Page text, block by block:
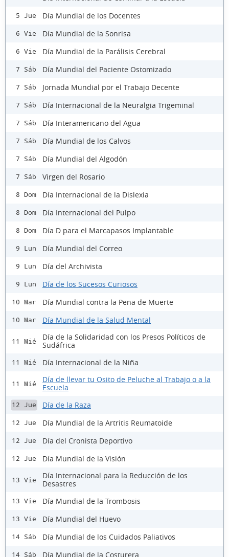
5 Jue Día Mundial de los Docentes
6 Vie Día Mundial de la Sonrisa
6 Vie Día Mundial de la Parálisis Cerebral
7 Sáb Día Mundial del Paciente Ostomizado
7 Sáb Jornada Mundial por el Trabajo Decente
7 Sáb Día Internacional de la Neuralgia Trigeminal
7 Sáb Día Interamericano del Agua
7 Sáb Día Mundial de los Calvos
7 Sáb Día Mundial del Algodón
7 Sáb Virgen del Rosario
8 Dom Día Internacional de la Dislexia
8 Dom Día Internacional del Pulpo
8 Dom Día D para el Marcapasos Implantable
9 Lun Día Mundial del Correo
9 Lun Día del Archivista
9 Lun Día de los Sucesos Curiosos
10 Mar Día Mundial contra la Pena de Muerte
10 Mar Día Mundial de la Salud Mental
11 Mié
Día de la Solidaridad con los Presos Políticos de
Sudáfrica
11 Mié Día Internacional de la Niña
11 Mié
Día de llevar tu Osito de Peluche al Trabajo o a la
Escuela
12 Jue Día de la Raza
12 Jue Día Mundial de la Artritis Reumatoide
12 Jue Día del Cronista Deportivo
12 Jue Día Mundial de la Visión
13 Vie
Día Internacional para la Reducción de los
Desastres
13 Vie Día Mundial de la Trombosis
13 Vie Día Mundial del Huevo
14 Sáb Día Mundial de los Cuidados Paliativos
14 Sáb Día Mundial de la Costurera